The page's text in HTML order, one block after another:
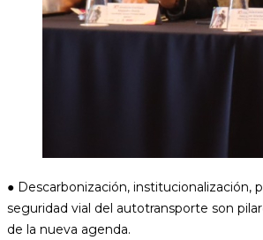
● Descarbonización, institucionalización,
seguridad vial del autotransporte son
de la nueva agenda.